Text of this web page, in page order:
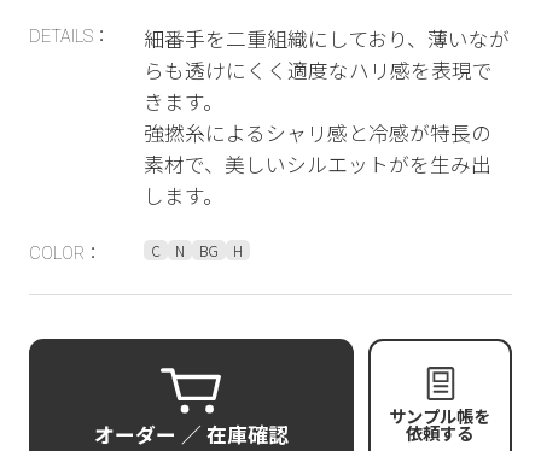
DETAILS：
細番手を二重組織にしており、薄いなが
らも透けにくく適度なハリ感を表現で
きます。
強撚糸によるシャリ感と冷感が特長の
素材で、美しいシルエットがを生み出
します。
COLOR： C N BG H
オーダー ／ 在庫確認
サンプル帳を
依頼する